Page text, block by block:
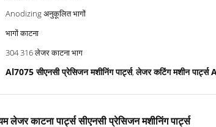
Anodizing अनुकूलित भागों
भागों काटना
304 316 लेजर काटना भाग
Al7075 सीएनसी प्रेसिजन मशीनिंग पार्ट्स,लेजर कटिंग मशीन पार्ट्स
काटना पार्ट्स सीएनसी प्रेसिजन मशीनिंग पार्ट्स